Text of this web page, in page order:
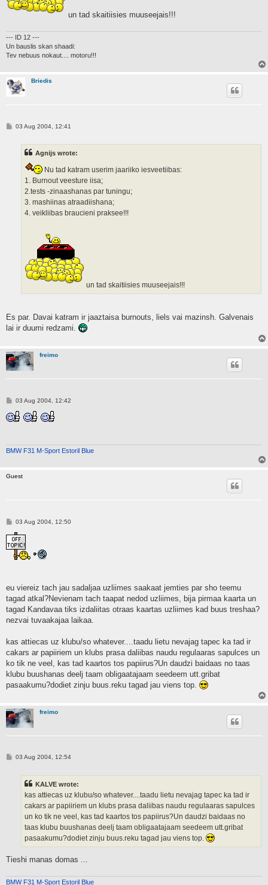
un tad skaitiisies muuseejais!!!
--- ID 12 ---
Un bauslis skan shaadi:
Tev nebuus nokaut.... motoru!!!
Briedis
P03 Aug 2004, 12:41
Agnijs wrote:
Nu tad katram userim jaariiko iesveetiibas:
1. Burnout veesture iisa;
2.tests -zinaashanas par tuningu;
3. mashiinas atraadiishana;
4. veikliibas braucieni praksee!!!
un tad skaitiisies muuseejais!!!
Es par. Davai katram ir jaaztaisa burnouts, liels vai mazinsh. Galvenais
lai ir duumi redzami.
freimo
P
s
t
03 Aug 2004, 12:42
BMW F31 M-Sport Estoril Blue
Guest
P
s
t
03 Aug 2004, 12:50
eu viereiz tach jau sadaljaa uzliimes saakaat jemties par sho teemu
tagad atkal?Nevienam tach taapat nedod uzliimes, bija pirmaa kaarta un
tagad Kandavaa tiks izdaliitas otraas kaartas uzliimes kad buus treshaa?
nezvai tuvaakajaa laikaa.
kas attiecas uz klubu/so whatever....taadu lietu nevajag tapec ka tad ir
cakars ar papiiriem un klubs prasa daliibas naudu regulaaras sapulces un
ko tik ne veel, kas tad kaartos tos papiirus?Un daudzi baidaas no taas
klubu buushanas deelj taam obligaatajaam seedeem utt.gribat
pasaakumu?dodiet zinju buus.reku tagad jau viens top.
freimo
P03 Aug 2004, 12:54
KALVE wrote:
kas attiecas uz klubu/so whatever....taadu lietu nevajag tapec ka tad ir
cakars ar papiiriem un klubs prasa daliibas naudu regulaaras sapulces
un ko tik ne veel, kas tad kaartos tos papiirus?Un daudzi baidaas no
taas klubu buushanas deelj taam obligaatajaam seedeem utt.gribat
pasaakumu?dodiet zinju buus.reku tagad jau viens top.
Tieshi manas domas ...
BMW F31 M-Sport Estoril Blue